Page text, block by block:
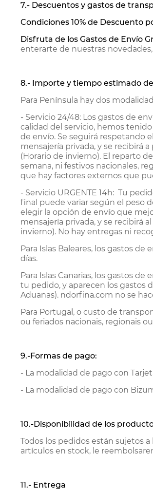
7.- Descuentos y gastos de
Condiciones 10% de Descuento
Disfruta de los Gastos de Envío
enterarte de nuestras
8.- Importe y tiempo estimado
Para Península hay dos
- Servicio 24/48: Los gastos de
calidad del servicio, hemos
de envío. Se seguirá respetando
mensajería privada, y se recibirá
(Horario de invierno). El reparto
semana, ni festivos nacionales,
que hay factores externos que
- Servicio URGENTE 14h: Tu
final puede variar según el peso
elegir la opción de envío que
mensajería privada, y se recibirá
invierno). No hay entregas ni
Para Islas Baleares, los gastos de
días.
Para Islas Canarias, los gastos
tu pedido, y aparecen los gastos
Aduanas). ndorfina.com no se
Para Portugal, o custo de
ou feriados nacionais, regionais
9.-Formas de pago:
- La modalidad de pago con
- La modalidad de pago con
10.-Disponibilidad de los
Todos los pedidos están sujetos
artículos en stock, le
11.- Entrega